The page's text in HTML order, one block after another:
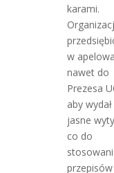
karami.
w
nawet do
Prezesa
aby
jasne
co do